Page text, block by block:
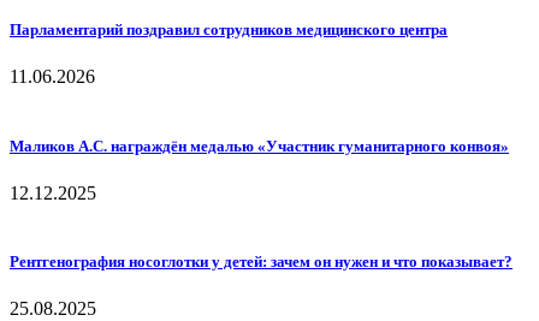
Парламентарий поздравил сотрудников медицинского центра
11.06.2026
Маликов А.С. награждён медалью «Участник гуманитарного конвоя»
12.12.2025
Рентгенография носоглотки у детей: зачем он нужен и что показывает?
25.08.2025